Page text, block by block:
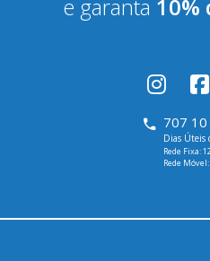
e garanta 10%
707
Dias Úteis
Rede Fixa:
Rede